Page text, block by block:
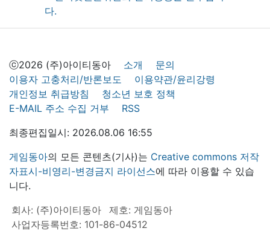
ⓒ2026 (주)아이티동아 소개
문의
이용자 고충처리/반론보도
이용약관/윤리강령
개인정보 취급방침
청소년 보호 정책
E-MAIL 주소 수집 거부
RSS
최종편집일시: 2026.08.06 16:55
게임동아의 모든 콘텐츠(기사)는 Creative commons 저작
자표시-비영리-변경금지 라이선스에 따라 이용할 수 있습
니다.
회사: (주)아이티동아
제호: 게임동아
사업자등록번호: 101-86-04512